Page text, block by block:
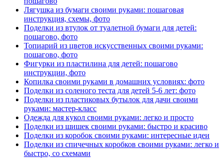
Лягушка из бумаги своими руками: пошаговая
инструкция, схемы, фото
Поделки из втулок от туалетной бумаги для детей:
пошагово, фото
Топиарий из цветов искусственных своими руками:
пошагово, фото
Фигурки из пластилина для детей: пошагово
инструкции, фото
Копилка своими руками в домашних условиях: фото
Поделки из соленого теста для детей 5-6 лет: фото
Поделки из пластиковых бутылок для дачи своими
руками: мастер-класс
Одежда для кукол своими руками: легко и просто
Поделки из шишек своими руками: быстро и красиво
Поделки из коробок своими руками: интересные идеи
Поделки из спичечных коробков своими руками: легко и
быстро, со схемами